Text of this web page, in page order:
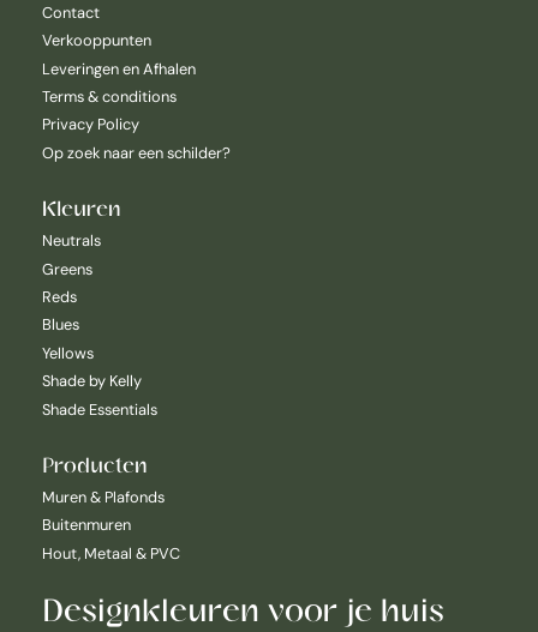
Contact
Verkooppunten
Leveringen en Afhalen
Terms & conditions
Privacy Policy
Op zoek naar een schilder?
Kleuren
Neutrals
Greens
Reds
Blues
Yellows
Shade by Kelly
Shade Essentials
Producten
Muren & Plafonds
Buitenmuren
Hout, Metaal & PVC
Designkleuren voor je huis